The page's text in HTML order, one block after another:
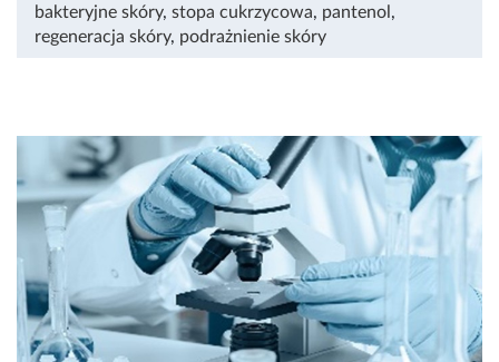
bakteryjne skóry, stopa cukrzycowa, pantenol,
regeneracja skóry, podrażnienie skóry